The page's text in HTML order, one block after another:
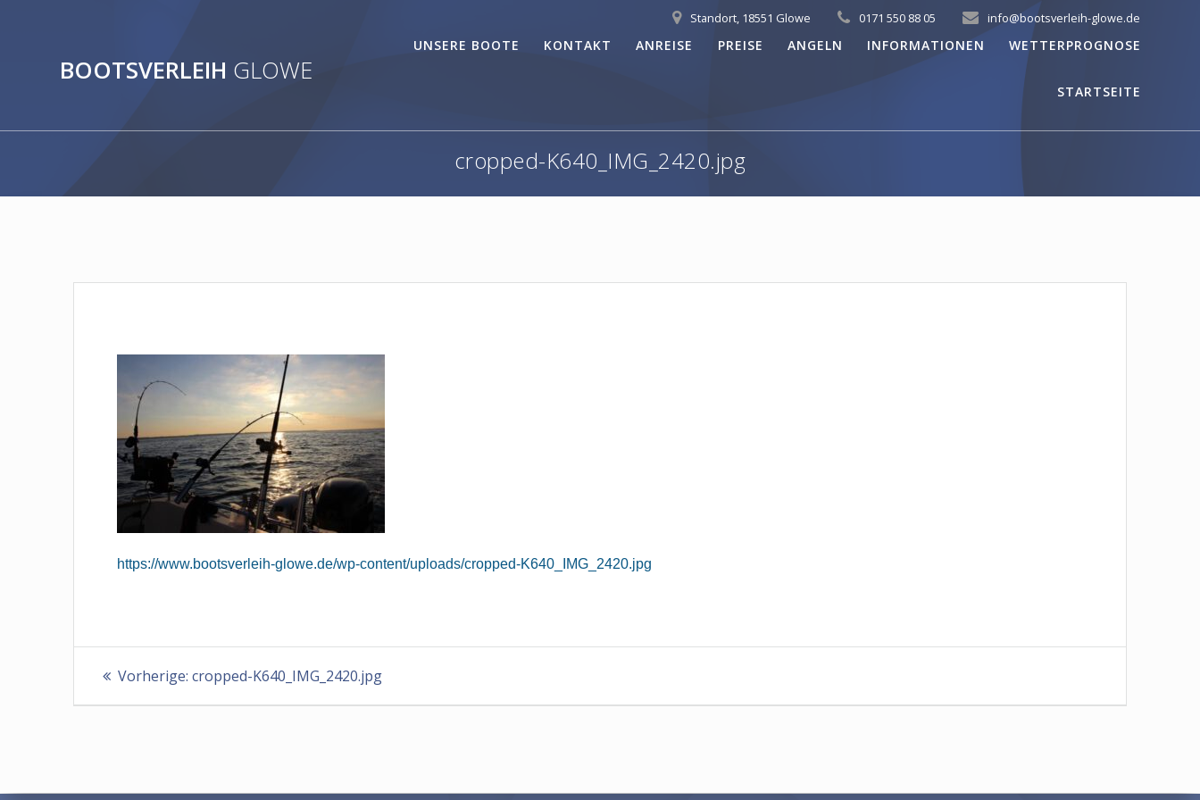
Standort, 18551 Glowe 0171 550 88 05 info@bootsverleih-glowe.de
BOOTSVERLEIH GLOWE
UNSERE BOOTE KONTAKT ANREISE PREISE ANGELN INFORMATIONEN WETTERPROGNOSE
STARTSEITE
cropped-K640_IMG_2420.jpg
https://www.bootsverleih-glowe.de/wp-content/uploads/cropped-K640_IMG_2420.jpg
Beitragsnavigation
Vorherige: Vorheriger
cropped-K640_IMG_2420.jpg